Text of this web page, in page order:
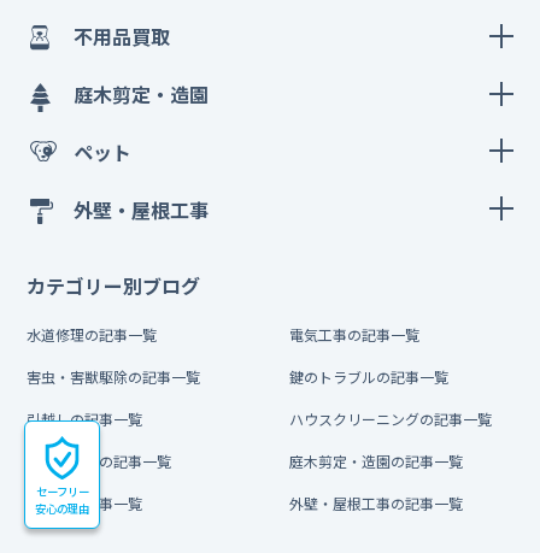
セーフリー
安心の理由
不用品買取
庭木剪定・造園
ペット
外壁・屋根工事
カテゴリー別ブログ
水道修理の記事一覧 電気工事の記事一覧
害虫・害獣駆除の記事一覧 鍵のトラブルの記事一覧
引越しの記事一覧 ハウスクリーニングの記事一覧
不用品買取の記事一覧 庭木剪定・造園の記事一覧
ペットの記事一覧 外壁・屋根工事の記事一覧